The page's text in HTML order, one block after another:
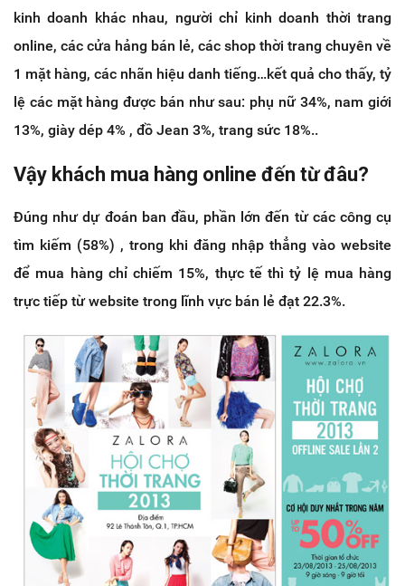
kinh doanh khác nhau, người chỉ kinh doanh thời trang
online, các cửa hảng bán lẻ, các shop thời trang chuyên về
1 mặt hàng, các nhãn hiệu danh tiếng…kết quả cho thấy, tỷ
lệ các mặt hàng được bán như sau: phụ nữ 34%, nam giới
13%, giày dép 4% , đồ Jean 3%, trang sức 18%..
Vậy khách mua hàng online đến từ đâu?
Đúng như dự đoán ban đầu, phần lớn đến từ các công cụ
tìm kiếm (58%) , trong khi đăng nhập thẳng vào website
để mua hàng chỉ chiếm 15%, thực tế thì tỷ lệ mua hàng
trực tiếp từ website trong lĩnh vực bán lẻ đạt 22.3%.